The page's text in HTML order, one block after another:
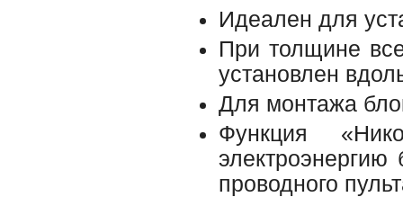
Идеален для
При толщине
установлен
Для монтажа
Функция
проводного